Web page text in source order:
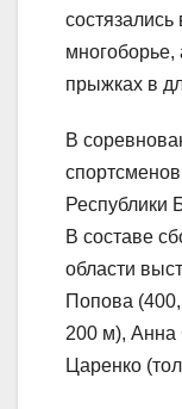
прыжках в
В
Республики
В составе
области
Попова
200 м), Анна
Царенко